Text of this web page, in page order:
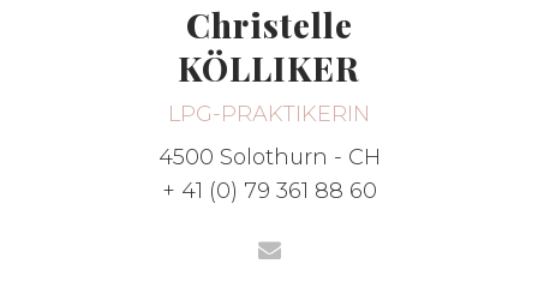
Christelle
KÖLLIKER
LPG-PRAKTIKERIN
4500 Solothurn - CH
+ 41 (0) 79 361 88 60